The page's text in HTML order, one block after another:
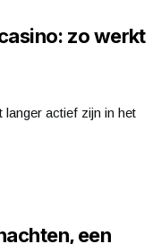
zo werkt
actief zijn in het
een